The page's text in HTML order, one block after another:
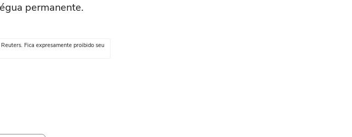
permanente.
Fica expresamente proibido seu